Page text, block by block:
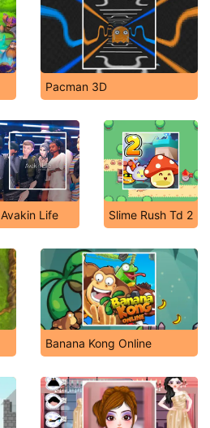
Pacman 3D
Avakin Life Slime Rush Td 2
Banana Kong Online